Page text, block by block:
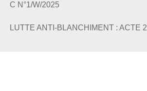
C N°1/W/2025
LUTTE ANTI-BLANCHIMENT : ACTE 2